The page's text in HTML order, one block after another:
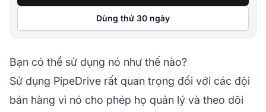
Dùng thử 30 ngày
Bạn có thể sử dụng nó như thế nào?
Sử dụng PipeDrive rất quan trọng đối với các đội
bán hàng vì nó cho phép họ quản lý và theo dõi